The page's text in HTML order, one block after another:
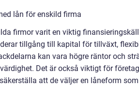
lån för enskild firma
firmor varit en viktig
tillgång till kapital för tillväxt,
kan vara högre räntor och
Det är också viktigt för
att de väljer en låneform